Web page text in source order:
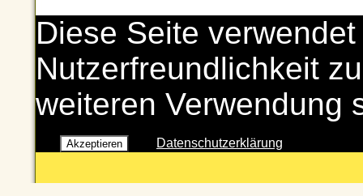
Diese Seite
Nutzerfreundlichkeit
weiteren Verwendung
Akzeptieren Datenschutzerklärung